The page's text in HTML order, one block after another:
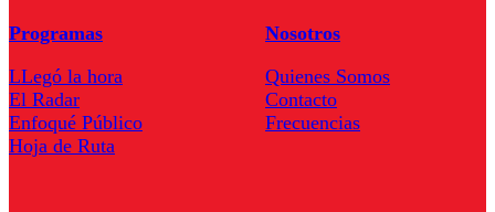
Programas
LLegó la hora
El Radar
Enfoqué Público
Hoja de Ruta
Nosotros
Quienes Somos
Contacto
Frecuencias